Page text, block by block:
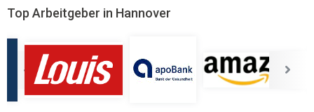
Top Arbeitgeber in Hannover